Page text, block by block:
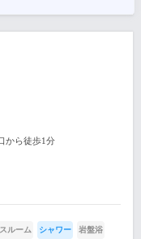
から徒歩1分
ルーム シャワー 岩盤浴